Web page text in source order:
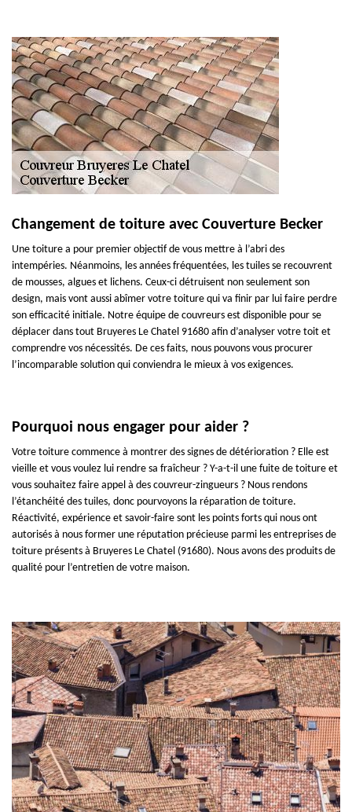
Changement de toiture avec Couverture Becker
Une toiture a pour premier objectif de vous mettre à l’abri des
intempéries. Néanmoins, les années fréquentées, les tuiles se recouvrent
de mousses, algues et lichens. Ceux-ci détruisent non seulement son
design, mais vont aussi abîmer votre toiture qui va finir par lui faire perdre
son efficacité initiale. Notre équipe de couvreurs est disponible pour se
déplacer dans tout Bruyeres Le Chatel 91680 afin d’analyser votre toit et
comprendre vos nécessités. De ces faits, nous pouvons vous procurer
l’incomparable solution qui conviendra le mieux à vos exigences.
Pourquoi nous engager pour aider ?
Votre toiture commence à montrer des signes de détérioration ? Elle est
vieille et vous voulez lui rendre sa fraîcheur ? Y-a-t-il une fuite de toiture et
vous souhaitez faire appel à des couvreur-zingueurs ? Nous rendons
l’étanchéité des tuiles, donc pourvoyons la réparation de toiture.
Réactivité, expérience et savoir-faire sont les points forts qui nous ont
autorisés à nous former une réputation précieuse parmi les entreprises de
toiture présents à Bruyeres Le Chatel (91680). Nous avons des produits de
qualité pour l’entretien de votre maison.